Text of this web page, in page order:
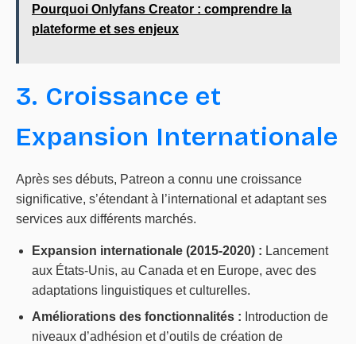
Pourquoi Onlyfans Creator : comprendre la
plateforme et ses enjeux
3. Croissance et
Expansion Internationale
Après ses débuts, Patreon a connu une croissance
significative, s’étendant à l’international et adaptant ses
services aux différents marchés.
Expansion internationale (2015-2020) : Lancement
aux États-Unis, au Canada et en Europe, avec des
adaptations linguistiques et culturelles.
Améliorations des fonctionnalités : Introduction de
niveaux d’adhésion et d’outils de création de